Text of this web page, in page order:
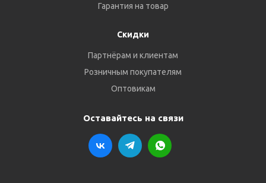
Гарантия на товар
Скидки
Партнёрам и клиентам
Розничным покупателям
Оптовикам
Оставайтесь на связи